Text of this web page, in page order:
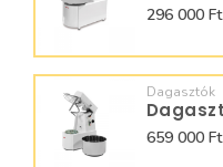
296 000 Ft
Dagasztók
659 000 Ft